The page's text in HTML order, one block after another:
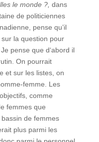
le monde ?, dans
de politiciennes
pense qu’il
la question pour
pense que d‘abord il
On pourrait
et sur les listes, on
femme. Les
comme
femmes que
de femmes
plus parmi les